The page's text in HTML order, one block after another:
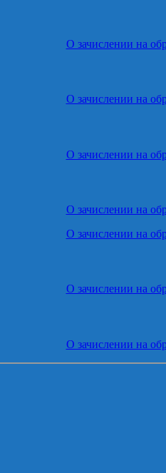
О зачислении на
О зачислении на
О зачислении на
О зачислении на
О зачислении на
О зачислении на
О зачислении на